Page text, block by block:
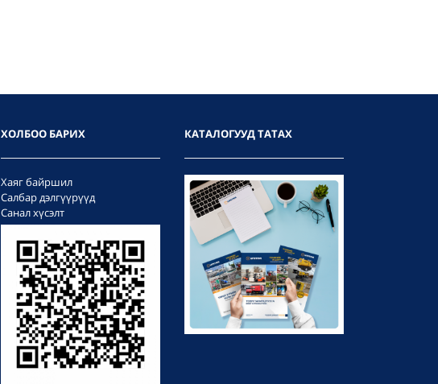
ХОЛБОО БАРИХ
Хаяг байршил
Салбар дэлгүүрүүд
Санал хүсэлт
КАТАЛОГУУД ТАТАХ